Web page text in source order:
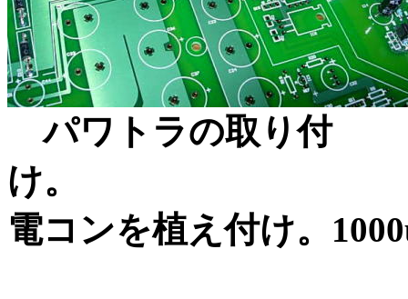
パワトラの取り付
電コンを植え付け。